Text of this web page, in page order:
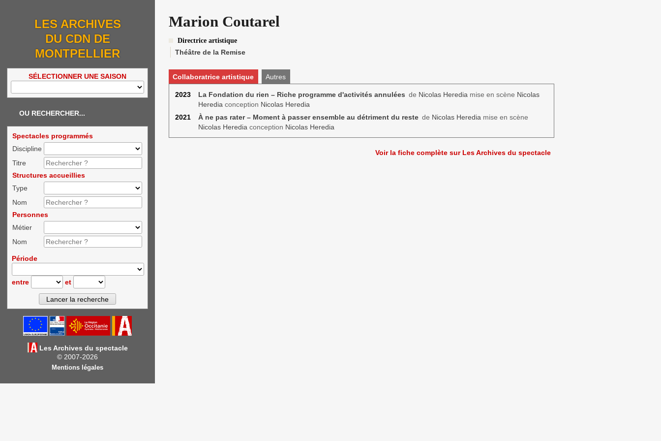
LES ARCHIVES
DU CDN DE
MONTPELLIER
SÉLECTIONNER UNE SAISON
OU RECHERCHER...
Spectacles programmés
Discipline
Titre
Structures accueillies
Type
Nom
Personnes
Métier
Nom
Période
entre et
Les Archives du spectacle
© 2007-2026
Mentions légales
Marion Coutarel
Directrice artistique
Théâtre de la Remise
Collaboratrice artistique Autres
2023 La Fondation du rien – Riche programme d'activités annulées de Nicolas Herediamise en scène Nicolas
Herediaconception Nicolas Heredia
2021
À ne pas rater – Moment à passer ensemble au détriment du restede Nicolas Herediamise en scène
Nicolas Herediaconception Nicolas Heredia
Voir la fiche complète sur Les Archives du spectacle